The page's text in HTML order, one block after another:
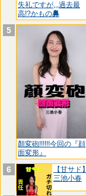
失礼ですが,,,過去最
高!?かもの鼻
5
顏変砲!!!!!!今回の『顔
面変形』
6
【甘サド】
三池小春